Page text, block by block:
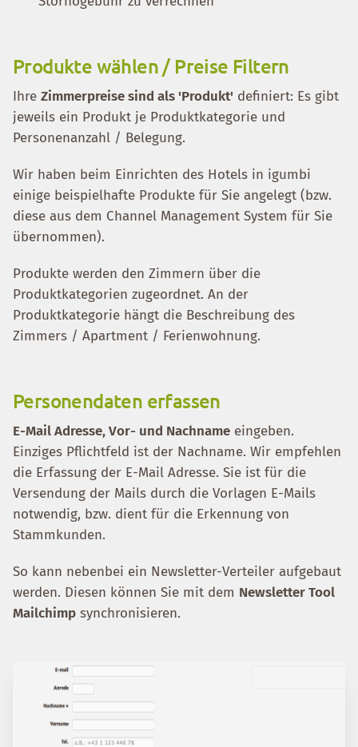
Produkte wählen / Preise Filtern
Ihre Zimmerpreise sind als 'Produkt' definiert: Es gibt
jeweils ein Produkt je Produktkategorie und
Personenanzahl / Belegung.
Wir haben beim Einrichten des Hotels in igumbi
einige beispielhafte Produkte für Sie angelegt (bzw.
diese aus dem Channel Management System für Sie
übernommen).
Produkte werden den Zimmern über die
Produktkategorien zugeordnet. An der
Produktkategorie hängt die Beschreibung des
Zimmers / Apartment / Ferienwohnung.
Personendaten erfassen
E-Mail Adresse, Vor- und Nachname eingeben.
Einziges Pflichtfeld ist der Nachname. Wir empfehlen
die Erfassung der E-Mail Adresse. Sie ist für die
Versendung der Mails durch die Vorlagen E-Mails
notwendig, bzw. dient für die Erkennung von
Stammkunden.
So kann nebenbei ein Newsletter-Verteiler aufgebaut
werden. Diesen können Sie mit dem Newsletter Tool
Mailchimp synchronisieren.